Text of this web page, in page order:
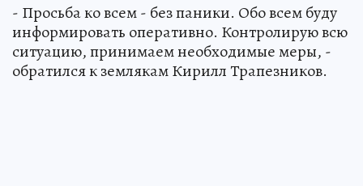
- Просьба ко всем - без паники. Обо всем буду
информировать оперативно. Контролирую всю
ситуацию, принимаем необходимые меры, -
обратился к землякам Кирилл Трапезников.